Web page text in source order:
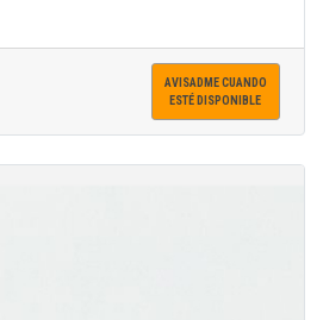
AVISADME CUANDO
ESTÉ DISPONIBLE